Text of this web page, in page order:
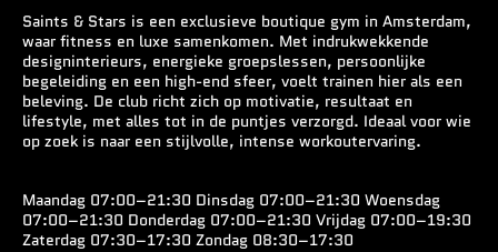
Saints & Stars is een exclusieve boutique gym in Amsterdam,
waar fitness en luxe samenkomen. Met indrukwekkende
designinterieurs, energieke groepslessen, persoonlijke
begeleiding en een high-end sfeer, voelt trainen hier als een
beleving. De club richt zich op motivatie, resultaat en
lifestyle, met alles tot in de puntjes verzorgd. Ideaal voor wie
op zoek is naar een stijlvolle, intense workoutervaring.
Maandag 07:00–21:30 Dinsdag 07:00–21:30 Woensdag
07:00–21:30 Donderdag 07:00–21:30 Vrijdag 07:00–19:30
Zaterdag 07:30–17:30 Zondag 08:30–17:30